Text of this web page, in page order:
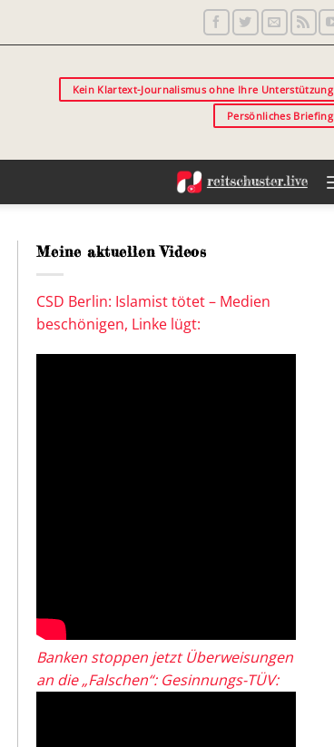
Kein Klartext-Journalismus ohne Ihre Unterstützung
Persönliches Briefing
Meine aktuellen Videos
CSD Berlin: Islamist tötet – Medien
beschönigen, Linke lügt:
Banken stoppen jetzt Überweisungen
an die „Falschen“: Gesinnungs-TÜV: